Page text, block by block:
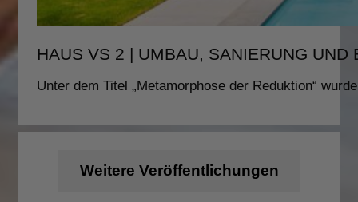
HAUS VS 2 | UMBAU, SANIERUNG
Unter dem Titel „Metamorphose der Reduktion“
Weitere Veröffentlichungen